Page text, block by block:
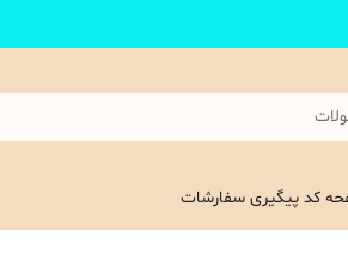
کد پیگیری سفارشات